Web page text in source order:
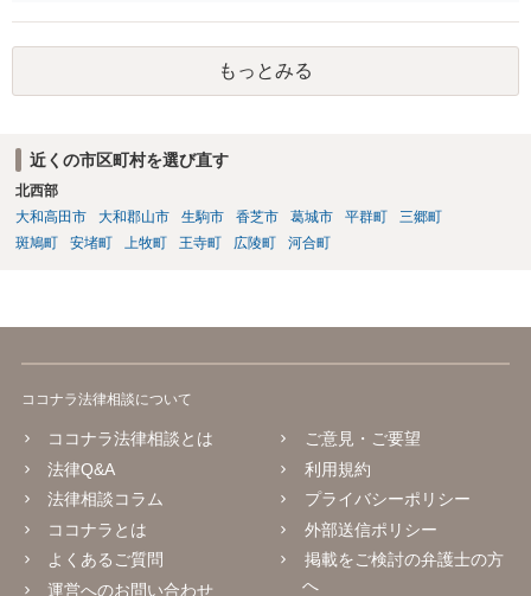
す。 また、認知されたことを前提に、父親として子を養う義務があり
ますので、 養育費を請求できます。 ただ、極端な話相手に収入がなか
ったり、行方不明だったりすると、実際上の回収が難しい可能性はあ
ります。
もっとみる
近くの市区町村を選び直す
北西部
大和高田市
大和郡山市 生駒市 香芝市 葛城市 平群町
三郷町
斑鳩町
安堵町 上牧町 王寺町 広陵町 河合町
ココナラ法律相談について
ココナラ法律相談とは
法律Q&A
法律相談コラム
ココナラとは
よくあるご質問
運営へのお問い合わせ
ご意見・ご要望
利用規約
プライバシーポリシー
外部送信ポリシー
掲載をご検討の弁護士の方
へ